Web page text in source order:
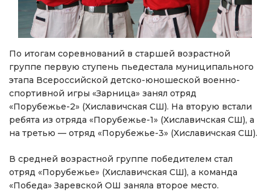
По итогам соревнований в старшей возрастной
группе первую ступень пьедестала муниципального
этапа Всероссийской детско-юношеской военно-
спортивной игры «Зарница» занял отряд
«Порубежье-2» (Хиславичская СШ). На вторую встали
ребята из отряда «Порубежье-1» (Хиславичская СШ), а
на третью — отряд «Порубежье-3» (Хиславичская СШ).
В средней возрастной группе победителем стал
отряд «Порубежье» (Хиславичская СШ), а команда
«Победа» Заревской ОШ заняла второе место.